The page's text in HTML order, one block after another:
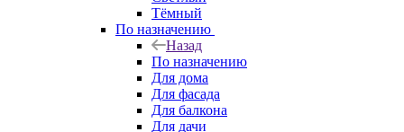
Тёмный
По назначению
Назад
По назначению
Для дома
Для фасада
Для балкона
Для дачи